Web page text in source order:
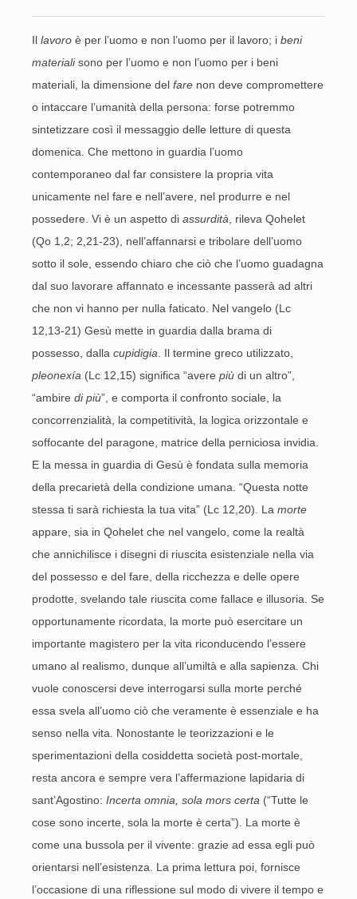
Il lavoro è per l’uomo e non l’uomo per il lavoro; i beni
materialisono per l’uomo e non l’uomo per i beni
materiali, la dimensione del fare non deve compromettere
o intaccare l’umanità della persona: forse potremmo
sintetizzare così il messaggio delle letture di questa
domenica. Che mettono in guardia l’uomo
contemporaneo dal far consistere la propria vita
unicamente nel fare e nell’avere, nel produrre e nel
possedere. Vi è un aspetto di assurdità , rileva Qohelet
(Qo 1,2; 2,21-23), nell’affannarsi e tribolare dell’uomo
sotto il sole, essendo chiaro che ciò che l’uomo guadagna
dal suo lavorare affannato e incessante passerà ad altri
che non vi hanno per nulla faticato. Nel vangelo (Lc
12,13-21) Gesù mette in guardia dalla brama di
possesso, dalla cupidigia . Il termine greco utilizzato,
pleonexía (Lc 12,15) significa “avere più di un altro”,
“ambire di più”, e comporta il confronto sociale, la
concorrenzialità, la competitività, la logica orizzontale e
soffocante del paragone, matrice della perniciosa invidia.
E la messa in guardia di Gesù è fondata sulla memoria
della precarietà della condizione umana. “Questa notte
stessa ti sarà richiesta la tua vita” (Lc 12,20). La morte
appare, sia in Qohelet che nel vangelo, come la realtà
che annichilisce i disegni di riuscita esistenziale nella via
del possesso e del fare, della ricchezza e delle opere
prodotte, svelando tale riuscita come fallace e illusoria. Se
opportunamente ricordata, la morte può esercitare un
importante magistero per la vita riconducendo l’essere
umano al realismo, dunque all’umiltà e alla sapienza. Chi
vuole conoscersi deve interrogarsi sulla morte perché
essa svela all’uomo ciò che veramente è essenziale e ha
senso nella vita. Nonostante le teorizzazioni e le
sperimentazioni della cosiddetta società post-mortale,
resta ancora e sempre vera l’affermazione lapidaria di
sant’Agostino: Incerta omnia, sola mors certa (“Tutte le
cose sono incerte, sola la morte è certa”). La morte è
come una bussola per il vivente: grazie ad essa egli può
orientarsi nell’esistenza. La prima lettura poi, fornisce
l’occasione di una riflessione sul modo di vivere il tempo e